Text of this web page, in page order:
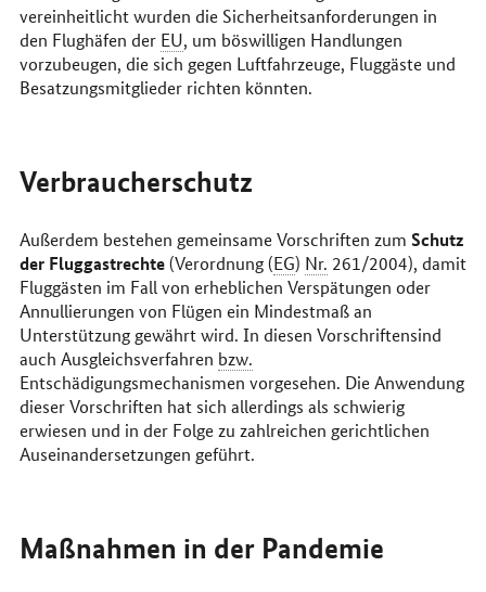
vereinheitlicht wurden die Sicherheitsanforderungen in
den Flughäfen der EU, um böswilligen Handlungen
vorzubeugen, die sich gegen Luftfahrzeuge, Fluggäste und
Besatzungsmitglieder richten könnten.
Verbraucherschutz
Außerdem bestehen gemeinsame Vorschriften zum Schutz
der Fluggastrechte(Verordnung (EG) Nr. 261/2004), damit
Fluggästen im Fall von erheblichen Verspätungen oder
Annullierungen von Flügen ein Mindestmaß an
Unterstützung gewährt wird. In diesen Vorschriftensind
auch Ausgleichsverfahren bzw.
Entschädigungsmechanismen vorgesehen. Die Anwendung
dieser Vorschriften hat sich allerdings als schwierig
erwiesen und in der Folge zu zahlreichen gerichtlichen
Auseinandersetzungen geführt.
Maßnahmen in der Pandemie